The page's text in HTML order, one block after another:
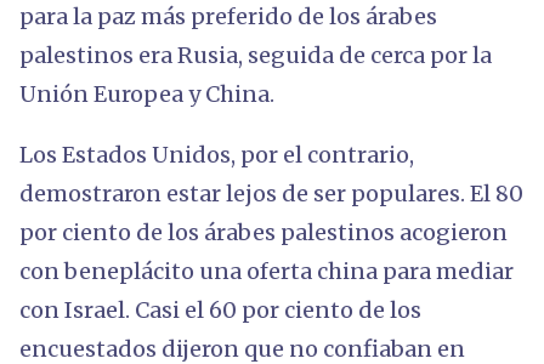
para la paz más preferido de los árabes
palestinos era Rusia, seguida de cerca por la
Unión Europea y China.
Los Estados Unidos, por el contrario,
demostraron estar lejos de ser populares. El 80
por ciento de los árabes palestinos acogieron
con beneplácito una oferta china para mediar
con Israel. Casi el 60 por ciento de los
encuestados dijeron que no confiaban en